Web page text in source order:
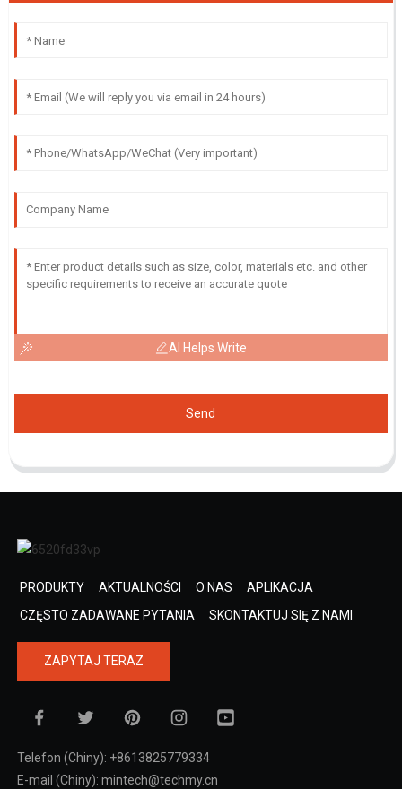
AI Helps Write
Send
PRODUKTY AKTUALNOŚCI O NAS
APLIKACJA
CZĘSTO ZADAWANE PYTANIA
SKONTAKTUJ SIĘ Z NAMI
ZAPYTAJ TERAZ
Telefon (Chiny): +8613825779334
E-mail (Chiny): mintech@techmy.cn